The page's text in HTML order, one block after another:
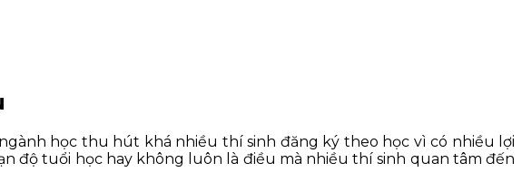
học thu hút khá nhiều thí sinh đăng ký theo học vì có nhiều lợi
độ tuổi học hay không luôn là điều mà nhiều thí sinh quan tâm đến